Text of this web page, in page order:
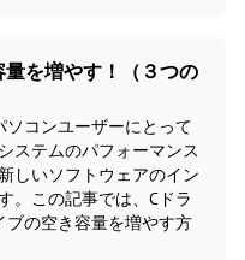
を増やす！（３つの
コンユーザーにとって
ステムのパフォーマンス
しいソフトウェアのイン
。この記事では、Cドラ
ブの空き容量を増やす方